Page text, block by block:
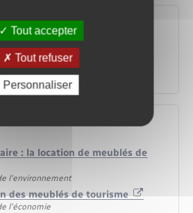
sa résidence secondaire (en
de tourisme)
: la location de meublés de
l'environnement
des meublés de tourisme
l'économie
Tout accepter
Tout refuser
Personnaliser